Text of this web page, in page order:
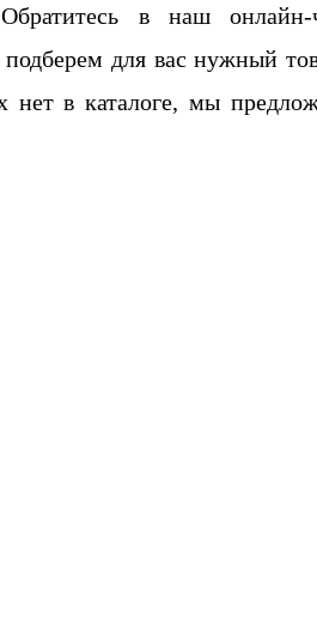
в наш онлайн-
для вас нужный
нет в каталоге, мы